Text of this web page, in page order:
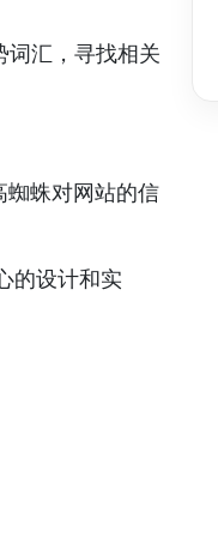
词汇，寻找相关
蜘蛛对网站的信
的设计和实